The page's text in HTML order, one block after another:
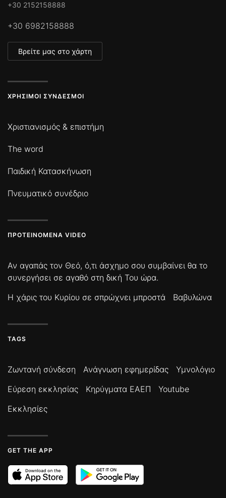
+30 2152158888
+30 6982158888
Βρείτε μας στο χάρτη
ΧΡΉΣΙΜΟΙ ΣΎΝΔΕΣΜΟΙ
Χριστιανισμός & επιστήμη
The word
Παιδική Κατασκήνωση
Πνευματικό συνέδριο
ΠΡΟΤΕΙΝΌΜΕΝΑ VIDEO
Αν αγαπάς τον Θεό, ό,τι άσχημο σου συμβαίνει θα το
συνεργήσει σε αγαθό στη δική Του ώρα.
Η χάρις του Κυρίου σε σπρώχνει μπροστά
Βαβυλώνα
TAGS
Ζωντανή σύνδεση Ανάγνωση εφημερίδας
Υμνολόγιο
Εύρεση εκκλησίας
Κηρύγματα ΕΑΕΠ
Youtube
Εκκλησίες
GET THE APP